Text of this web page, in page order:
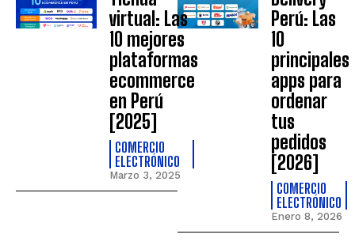
virtual: Las
10 mejores
plataformas
ecommerce
en Perú
[2025]
COMERCIO
ELECTRÓNICO
Marzo 3, 2025
Perú: Las
10
principales
apps para
ordenar
tus
pedidos
[2026]
COMERCIO
ELECTRÓNICO
Enero 8, 2026